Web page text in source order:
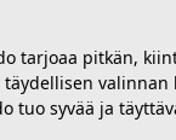
tarjoaa pitkän,
valinnan
tuo syvää ja